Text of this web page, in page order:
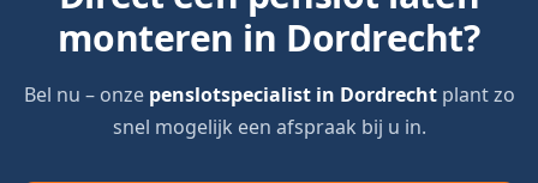
monteren in Dordrecht?
Bel nu – onze penslotspecialist in Dordrechtplant zo
snel mogelijk een afspraak bij u in.